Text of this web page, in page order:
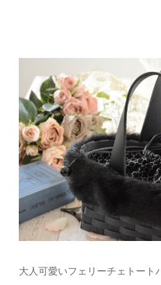
大人可愛いフェリーチェトート